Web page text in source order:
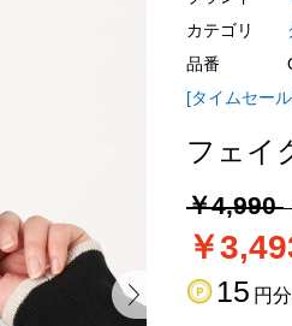
カテゴリ
品番
[タイムセー
フェイ
￥4,990
￥
15 円